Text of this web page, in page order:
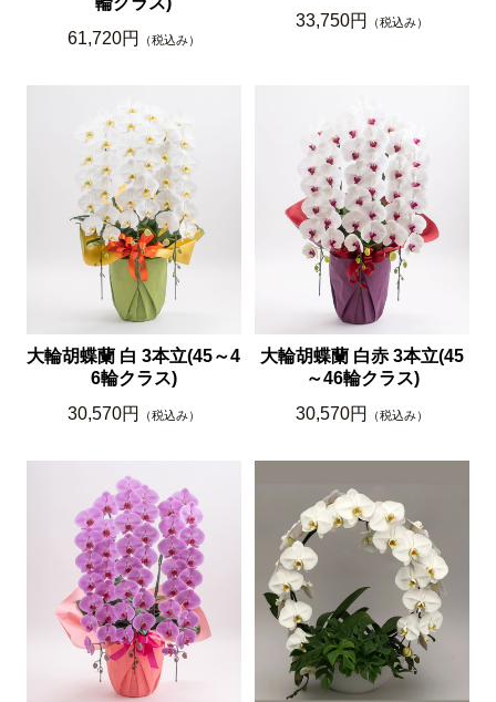
61,720円
（税込み）
33,750円
（税込み）
大輪胡蝶蘭 白 3本立(45～4
6輪クラス)
30,570円
（税込み）
大輪胡蝶蘭 白赤 3本立(45
～46輪クラス)
30,570円
（税込み）